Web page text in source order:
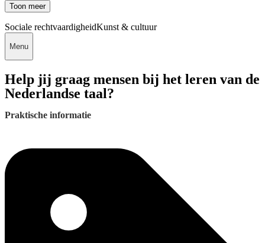
Toon meer
Sociale rechtvaardigheidKunst & cultuur
Menu
Help jij graag mensen bij het leren van de
Nederlandse taal?
Praktische informatie